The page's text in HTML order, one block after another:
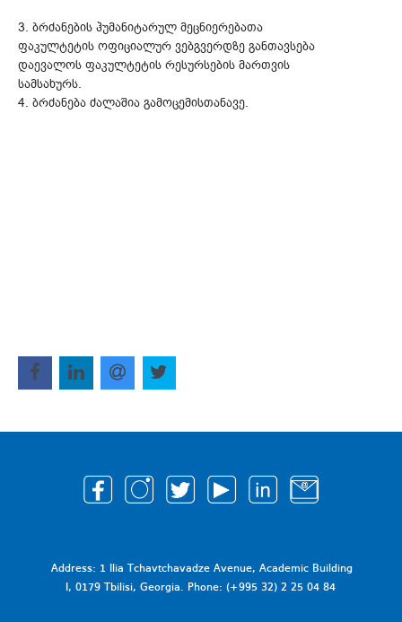
3. ბრძანების ჰუმანიტარულ მეცნიერებათა
ფაკულტეტის ოფიციალურ ვებგვერდზე განთავსება
დაევალოს ფაკულტეტის რესურსების მართვის
სამსახურს.
4. ბრძანება ძალაშია გამოცემისთანავე.
Address: 1 Ilia Tchavtchavadze Avenue, Academic Building
I, 0179 Tbilisi, Georgia. Phone: (+995 32) 2 25 04 84